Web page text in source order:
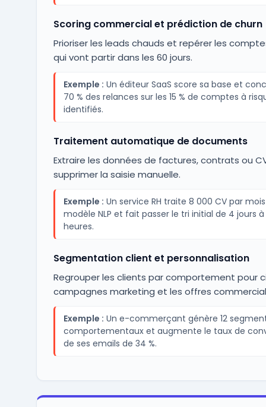
Scoring commercial et prédiction de churn
Prioriser les leads chauds et repérer les
qui vont partir dans les 60 jours.
Exemple : Un éditeur SaaS score sa base et
70 % des relances sur les 15 % de comptes à
identifiés.
Traitement automatique de documents
Extraire les données de factures, contrats ou
supprimer la saisie manuelle.
Exemple : Un service RH traite 8 000 CV par
modèle NLP et fait passer le tri initial de 4 jours à
heures.
Segmentation client et personnalisation
Regrouper les clients par comportement pour
campagnes marketing et les offres
Exemple : Un e-commerçant génère 12
comportementaux et augmente le taux de
de ses emails de 34 %.